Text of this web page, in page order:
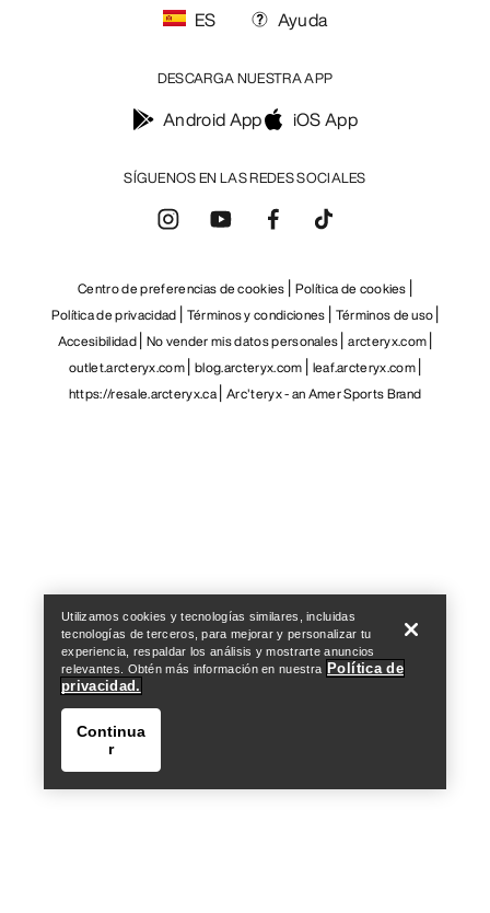
SÍGUENOS EN LAS REDES SOCIALES
ES Ayuda
DESCARGA NUESTRA APP
Android App iOS App
Centro de preferencias de cookies Política de cookies
Política de privacidad Términos y condiciones Términos de uso
Accesibilidad No vender mis datos personales arcteryx.com
outlet.arcteryx.com blog.arcteryx.com leaf.arcteryx.com
https://resale.arcteryx.ca Arc'teryx - an Amer Sports Brand
Utilizamos cookies y tecnologías similares, incluidas
tecnologías de terceros, para mejorar y personalizar tu
experiencia, respaldar los análisis y mostrarte anuncios
relevantes. Obtén más información en nuestra Política de
privacidad.
Continua
r